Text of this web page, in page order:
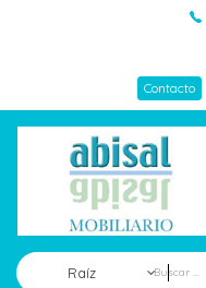
Contacto
Raíz